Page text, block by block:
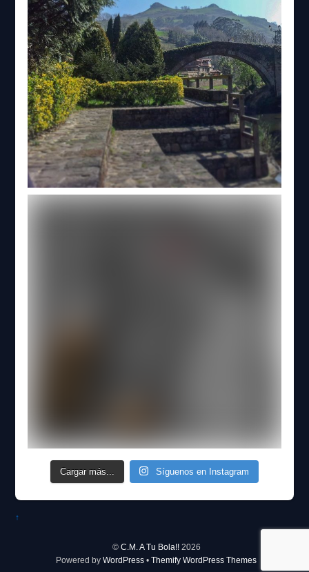
Cargar más... Síguenos en Instagram
↑
© C.M. A Tu Bola!!2026
Powered by WordPress • Themify WordPress Themes